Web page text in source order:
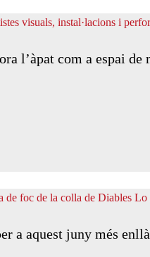
l’àpat com a espai
a aquest juny més